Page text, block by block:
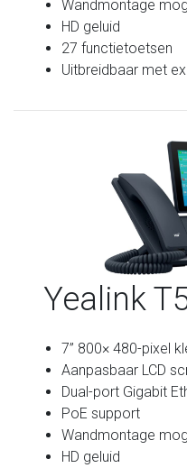
Wandmontage
HD geluid
27 functietoetsen
Uitbreidbaar met
Yealink
7” 800× 480-pixel
Aanpasbaar LCD
Dual-port Gigabit
PoE support
Wandmontage
HD geluid